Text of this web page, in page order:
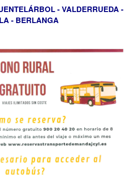
- VALDERRUEDA -
- BERLANGA